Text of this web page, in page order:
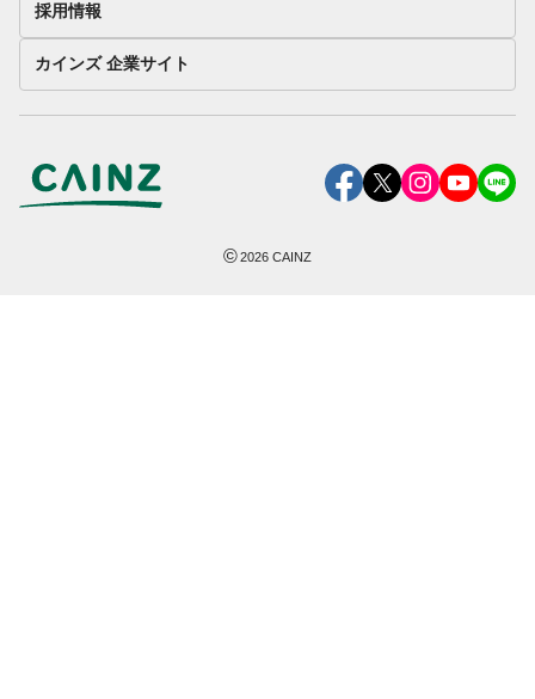
採用情報
カインズ 企業サイト
©2026 CAINZ